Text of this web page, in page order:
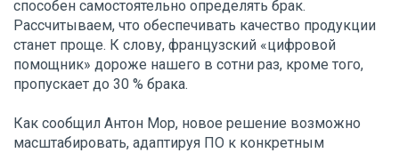
способен самостоятельно определять брак.
Рассчитываем, что обеспечивать качество продукции
станет проще. К слову, французский «цифровой
помощник» дороже нашего в сотни раз, кроме того,
пропускает до 30 % брака.
Как сообщил Антон Мор, новое решение возможно
масштабировать, адаптируя ПО к конкретным